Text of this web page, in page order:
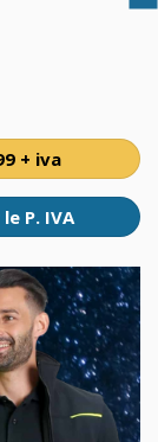
+ iva
P. IVA